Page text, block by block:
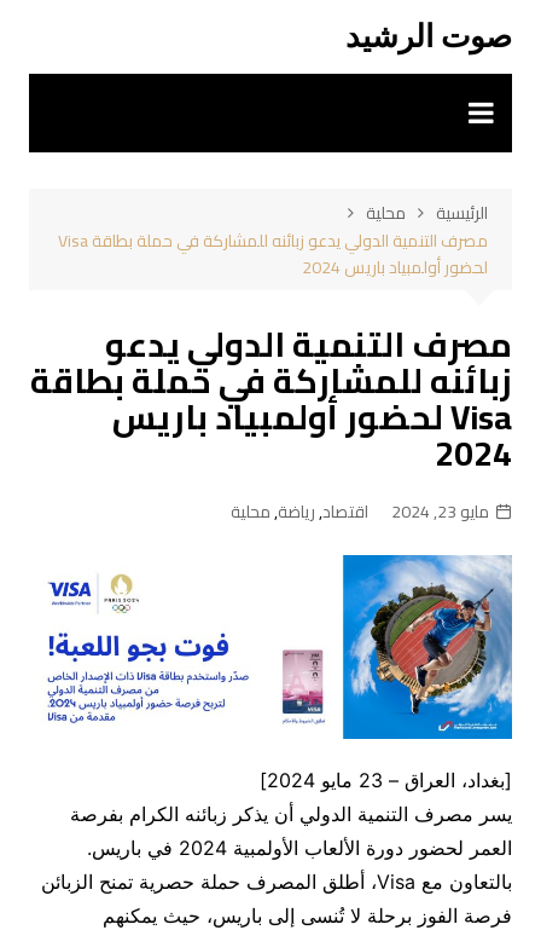
المحتوى
صوت الرشيد
الرئيسية
محلية
مصرف التنمية الدولي يدعو زبائنه للمشاركة في حملة بطاقة Visa
لحضور أولمبياد باريس 2024
مصرف التنمية الدولي يدعو
زبائنه للمشاركة في حملة بطاقة
Visa لحضور أولمبياد باريس
2024
مايو 23, 2024 اقتصاد,رياضة,محلية
[بغداد، العراق – 23 مايو 2024]
يسر مصرف التنمية الدولي أن يذكر زبائنه الكرام بفرصة
العمر لحضور دورة الألعاب الأولمبية 2024 في باريس.
بالتعاون مع Visa، أطلق المصرف حملة حصرية تمنح الزبائن
فرصة الفوز برحلة لا تُنسى إلى باريس، حيث يمكنهم